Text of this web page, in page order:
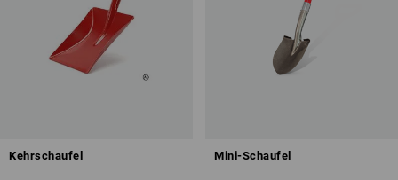
Kehrschaufel Mini-Schaufel